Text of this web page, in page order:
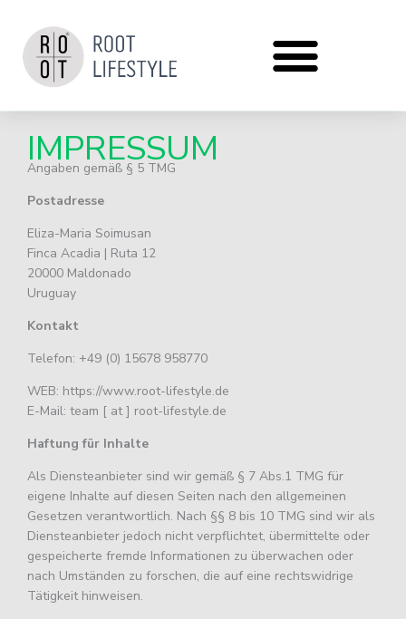
springen
IMPRESSUM
Angaben gemäß § 5 TMG
Postadresse
Eliza-Maria Soimusan
Finca Acadia | Ruta 12
20000 Maldonado
Uruguay
Kontakt
Telefon: +49 (0) 15678 958770
WEB: https://www.root-lifestyle.de
E-Mail: team [ at ] root-lifestyle.de
Haftung für Inhalte
Als Diensteanbieter sind wir gemäß § 7 Abs.1 TMG für
eigene Inhalte auf diesen Seiten nach den allgemeinen
Gesetzen verantwortlich. Nach §§ 8 bis 10 TMG sind wir als
Diensteanbieter jedoch nicht verpflichtet, übermittelte oder
gespeicherte fremde Informationen zu überwachen oder
nach Umständen zu forschen, die auf eine rechtswidrige
Tätigkeit hinweisen.